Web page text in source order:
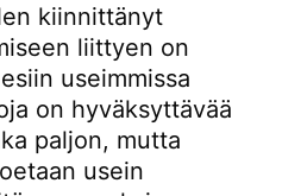
kiinnittänyt
liittyen on
useimmissa
on hyväksyttävää
paljon, mutta
usein